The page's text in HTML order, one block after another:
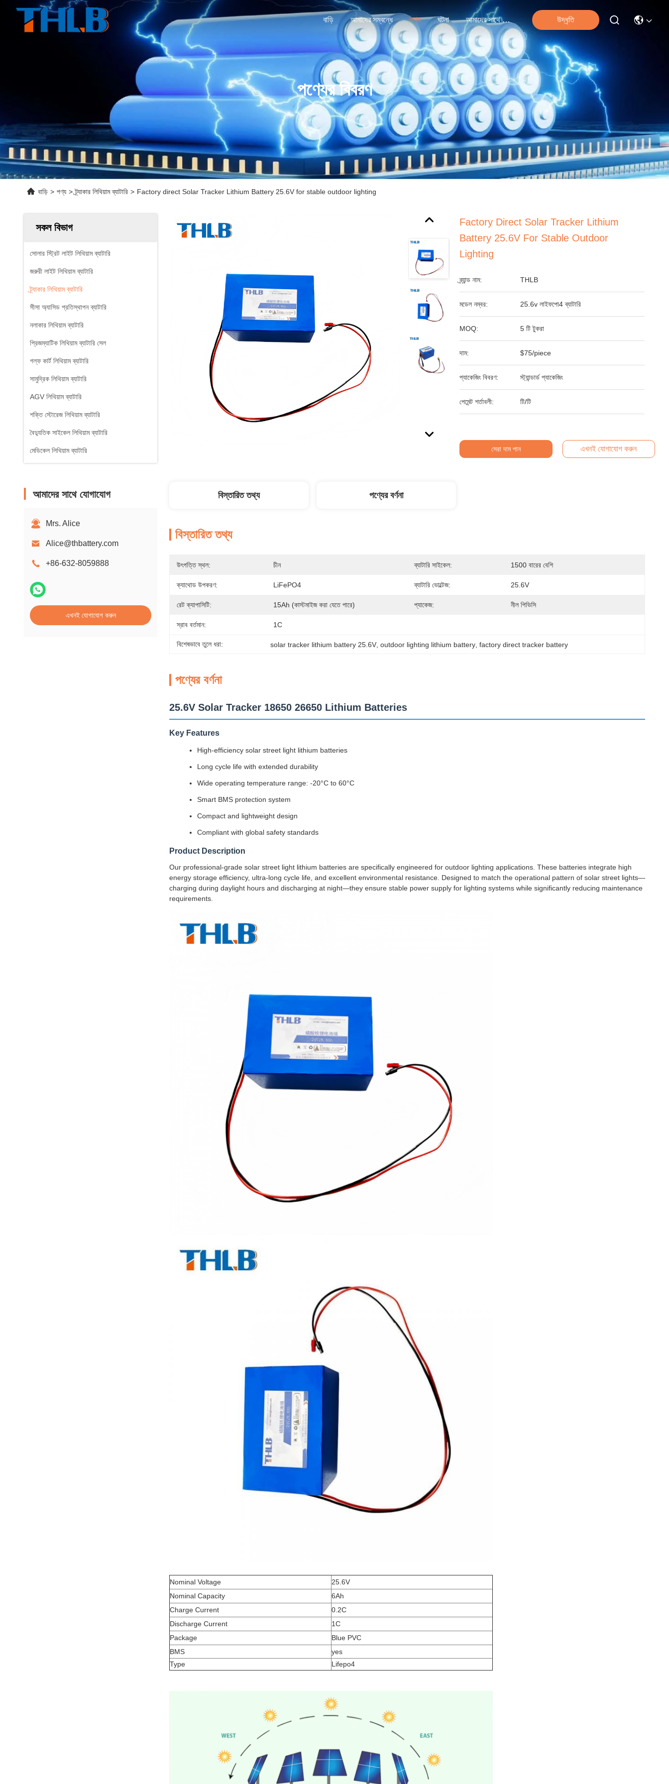
বাড়ি আমাদের সম্বন্ধে পণ্য ঘটনা আমাদের সাথে যোগাযোগ উদ্ধৃতি
পণ্যের বিবরণ
বাড়ি > পণ্য > ট্র্যাকার লিথিয়াম ব্যাটারি > Factory direct Solar Tracker Lithium Battery 25.6V for stable outdoor lighting
সকল বিভাগ
সোলার স্ট্রিট লাইট লিথিয়াম ব্যাটারি
জরুরী লাইট লিথিয়াম ব্যাটারি
ট্র্যাকার লিথিয়াম ব্যাটারি
সীসা অ্যাসিড প্রতিস্থাপন ব্যাটারি
নলাকার লিথিয়াম ব্যাটারি
প্রিজম্যাটিক লিথিয়াম ব্যাটারি সেল
গল্ফ কার্ট লিথিয়াম ব্যাটারি
সামুদ্রিক লিথিয়াম ব্যাটারি
AGV লিথিয়াম ব্যাটারি
শক্তি স্টোরেজ লিথিয়াম ব্যাটারি
বৈদ্যুতিক সাইকেল লিথিয়াম ব্যাটারি
মেডিকেল লিথিয়াম ব্যাটারি
আমাদের সাথে যোগাযোগ
Mrs. Alice
Alice@thbattery.com
+86-632-8059888
এখনই যোগাযোগ করুন
Factory Direct Solar Tracker Lithium
Battery 25.6V For Stable Outdoor
Lighting
ব্র্যান্ড নাম: THLB
মডেল নম্বর: 25.6v লাইফপো4 ব্যাটারি
MOQ: 5 টি টুকরা
দাম: $75/piece
প্যাকেজিং বিবরণ: স্ট্যান্ডার্ড প্যাকেজিং
পেমেন্ট শর্তাবলী: টি/টি
সেরা দাম পান এখনই যোগাযোগ করুন
বিস্তারিত তথ্য পণ্যের বর্ণনা
বিস্তারিত তথ্য
উৎপত্তি স্থল: চীন ব্যাটারি সাইকেল: 1500 বারের বেশি
ক্যাথোড উপকরণ: LiFePO4 ব্যাটারি ভোল্টেজ: 25.6V
রেট ক্যাপাসিটি: 15Ah (কাস্টমাইজ করা যেতে পারে) প্যাকেজ: নীল পিভিসি
স্রাব বর্তমান: 1C
বিশেষভাবে তুলে ধরা: solar tracker lithium battery 25.6V , outdoor lighting lithium battery , factory direct tracker battery
পণ্যের বর্ণনা
25.6V Solar Tracker 18650 26650 Lithium Batteries
Key Features
High-efficiency solar street light lithium batteries
Long cycle life with extended durability
Wide operating temperature range: -20°C to 60°C
Smart BMS protection system
Compact and lightweight design
Compliant with global safety standards
Product Description
Our professional-grade solar street light lithium batteries are specifically engineered for outdoor lighting applications. These batteries integrate high
energy storage efficiency, ultra-long cycle life, and excellent environmental resistance. Designed to match the operational pattern of solar street lights—
charging during daylight hours and discharging at night—they ensure stable power supply for lighting systems while significantly reducing maintenance
requirements.
Nominal Voltage
25.6V
Nominal Capacity
6Ah
Charge Current
0.2C
Discharge Current
1C
Package
Blue PVC
BMS
yes
Type
Lifepo4